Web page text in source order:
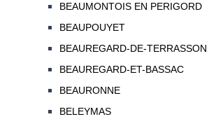
BEAUMONTOIS EN PERIGORD
BEAUPOUYET
BEAUREGARD-DE-TERRASSON
BEAUREGARD-ET-BASSAC
BEAURONNE
BELEYMAS